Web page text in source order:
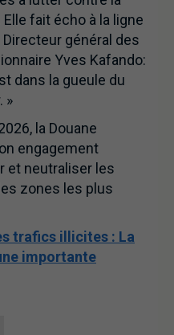
fait écho à la ligne
général des
Yves Kafando:
dans la gueule du
»
la Douane
engagement
et neutraliser les
zones les plus
trafics illicites : La
importante